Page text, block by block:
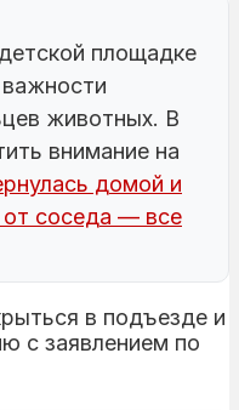
площадке
животных. В
внимание на
домой и
соседа — все
в подъезде и
с заявлением по